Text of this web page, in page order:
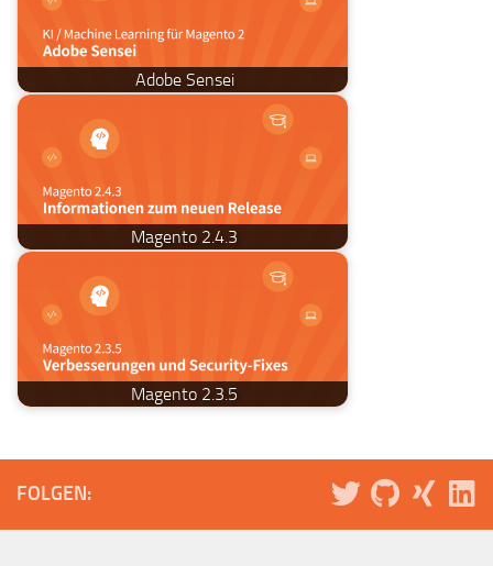
Adobe Sensei
Magento 2.4.3
Magento 2.3.5
FOLGEN: